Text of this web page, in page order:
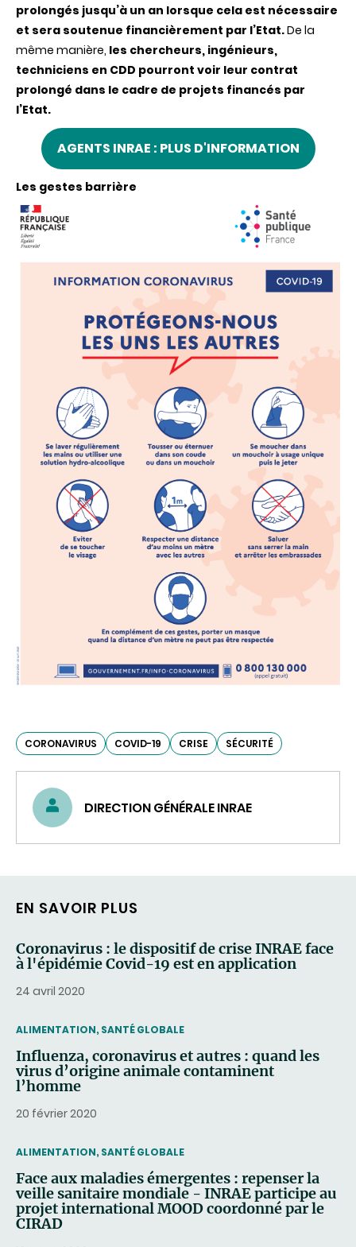
prolongés jusqu’à un an lorsque cela est nécessaire
et sera soutenue financièrement par l’Etat.De la
même manière, les chercheurs, ingénieurs,
techniciens en CDD pourront voir leur contrat
prolongé dans le cadre de projets financés par
l’Etat.
AGENTS INRAE : PLUS D'INFORMATION
Les gestes barrière
CORONAVIRUS COVID-19 CRISE SÉCURITÉ
DIRECTION GÉNÉRALE INRAE
EN SAVOIR PLUS
Coronavirus : le dispositif de crise INRAE face
à l'épidémie Covid-19 est en application
24 avril 2020
THEMATIC
ALIMENTATION, SANTÉ GLOBALE
Influenza, coronavirus et autres : quand les
virus d’origine animale contaminent
l’homme
20 février 2020
THEMATIC
ALIMENTATION, SANTÉ GLOBALE
Face aux maladies émergentes : repenser la
veille sanitaire mondiale - INRAE participe au
projet international MOOD coordonné par le
CIRAD